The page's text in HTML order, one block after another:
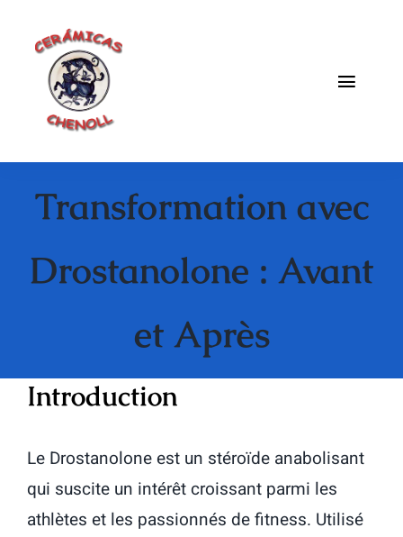
contenido
Toggle
Galeria
Transformation avec
Drostanolone : Avant
et Après
Introduction
Le Drostanolone est un stéroïde anabolisant
qui suscite un intérêt croissant parmi les
athlètes et les passionnés de fitness. Utilisé